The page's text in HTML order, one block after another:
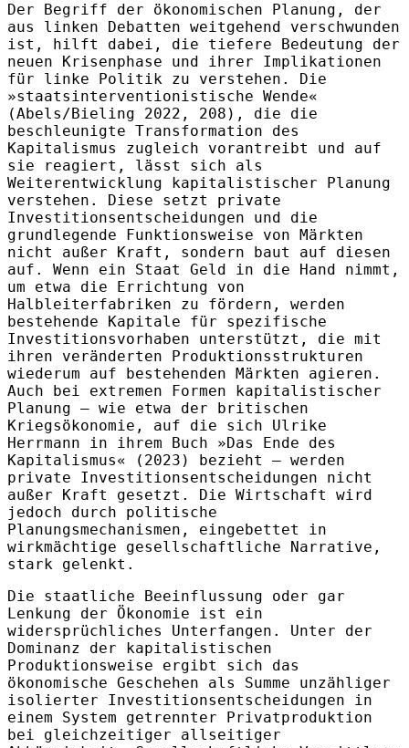
Der Begriff der ökonomischen Planung, der
aus linken Debatten weitgehend verschwunden
ist, hilft dabei, die tiefere Bedeutung der
neuen Krisenphase und ihrer Implikationen
für linke Politik zu verstehen. Die
»staatsinterventionistische Wende«
(Abels/Bieling 2022, 208), die die
beschleunigte Transformation des
Kapitalismus zugleich vorantreibt und auf
sie reagiert, lässt sich als
Weiterentwicklung kapitalistischer Planung
verstehen. Diese setzt private
Investitionsentscheidungen und die
grundlegende Funktionsweise von Märkten
nicht außer Kraft, sondern baut auf diesen
auf. Wenn ein Staat Geld in die Hand nimmt,
um etwa die Errichtung von
Halbleiterfabriken zu fördern, werden
bestehende Kapitale für spezifische
Investitionsvorhaben unterstützt, die mit
ihren veränderten Produktionsstrukturen
wiederum auf bestehenden Märkten agieren.
Auch bei extremen Formen kapitalistischer
Planung – wie etwa der britischen
Kriegsökonomie, auf die sich Ulrike
Herrmann in ihrem Buch »Das Ende des
Kapitalismus« (2023) bezieht – werden
private Investitionsentscheidungen nicht
außer Kraft gesetzt. Die Wirtschaft wird
jedoch durch politische
Planungsmechanismen, eingebettet in
wirkmächtige gesellschaftliche Narrative,
stark gelenkt.
Die staatliche Beeinflussung oder gar
Lenkung der Ökonomie ist ein
widersprüchliches Unterfangen. Unter der
Dominanz der kapitalistischen
Produktionsweise ergibt sich das
ökonomische Geschehen als Summe unzähliger
isolierter Investitionsentscheidungen in
einem System getrennter Privatproduktion
bei gleichzeitiger allseitiger